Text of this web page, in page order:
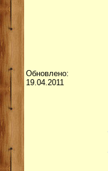
Обновлено:
19.04.2011